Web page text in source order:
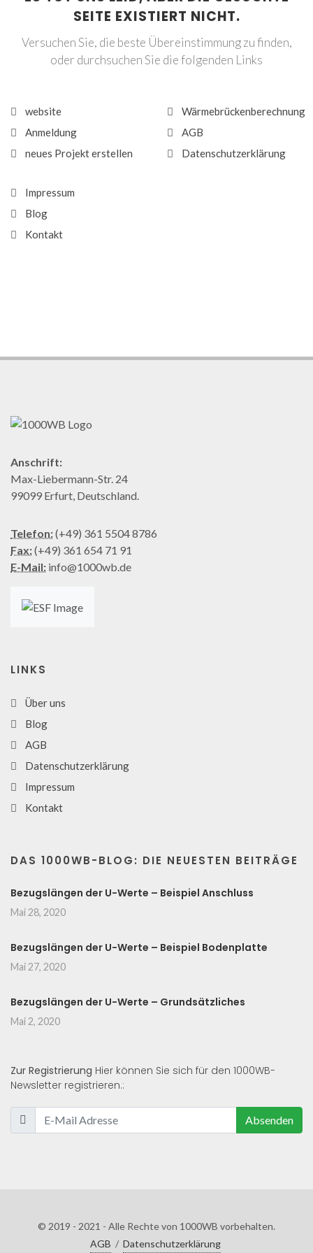
SEITE EXISTIERT NICHT.
Versuchen Sie, die beste Übereinstimmung zu finden,
oder durchsuchen Sie die folgenden Links
website
Anmeldung
neues Projekt erstellen
Wärmebrückenberechnung
AGB
Datenschutzerklärung
Impressum
Blog
Kontakt
Anschrift:
Max-Liebermann-Str. 24
99099 Erfurt, Deutschland.
Telefon:(+49) 361 5504 8786
Fax:(+49) 361 654 71 91
E-Mail: info@1000wb.de
LINKS
Über uns
Blog
AGB
Datenschutzerklärung
Impressum
Kontakt
DAS 1000WB-BLOG: DIE NEUESTEN BEITRÄGE
Bezugslängen der U-Werte – Beispiel Anschluss
Mai 28, 2020
Bezugslängen der U-Werte – Beispiel Bodenplatte
Mai 27, 2020
Bezugslängen der U-Werte – Grundsätzliches
Mai 2, 2020
Zur Registrierung Hier können Sie sich für den 1000WB-
Newsletter registrieren.:
Absenden
© 2019 - 2021 - Alle Rechte von 1000WB vorbehalten.
AGB / Datenschutzerklärung